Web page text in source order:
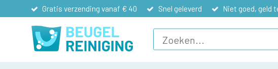
Gratis verzending vanaf € 40 Snel geleverd Niet goed, geld